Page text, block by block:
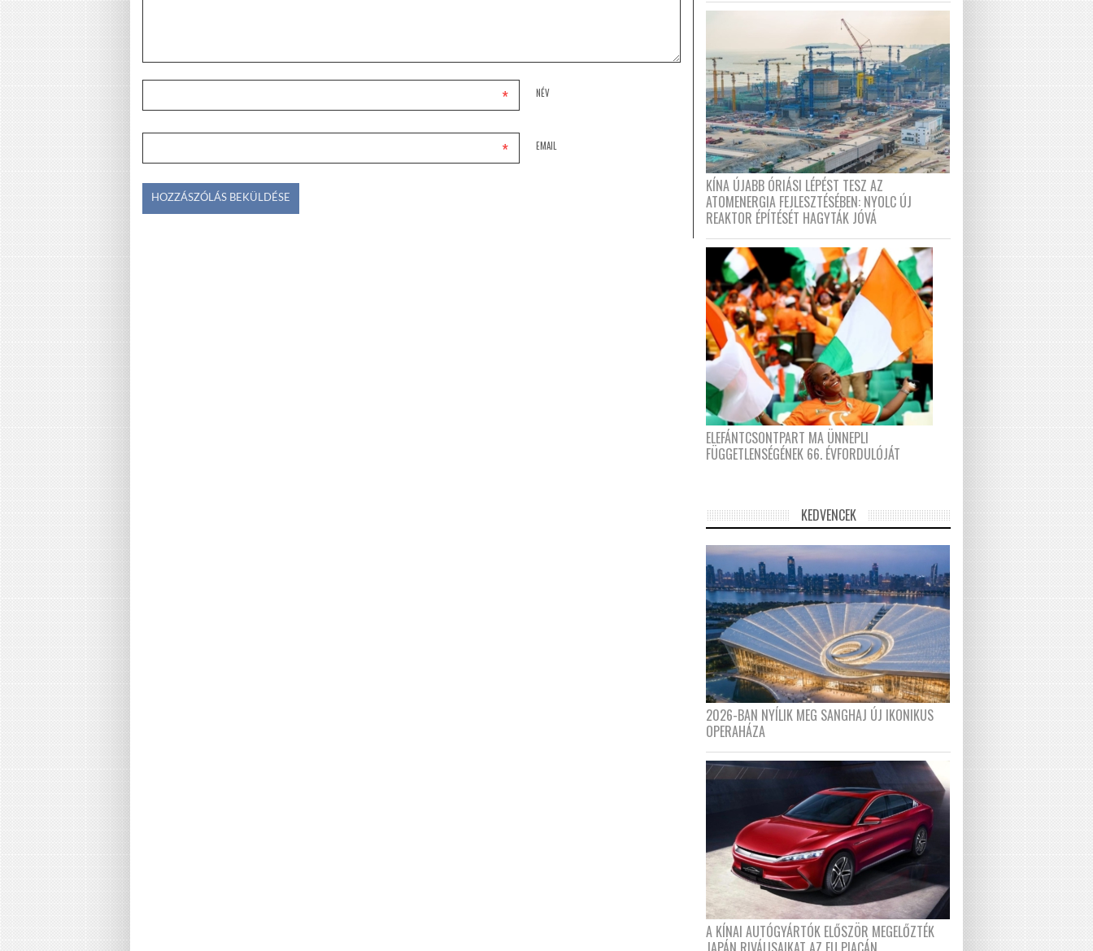
NÉV
*
EMAIL
*
KÍNA ÚJABB ÓRIÁSI LÉPÉST TESZ AZ
ATOMENERGIA FEJLESZTÉSÉBEN: NYOLC ÚJ
REAKTOR ÉPÍTÉSÉT HAGYTÁK JÓVÁ
ELEFÁNTCSONTPART MA ÜNNEPLI
FÜGGETLENSÉGÉNEK 66. ÉVFORDULÓJÁT
KEDVENCEK
2026-BAN NYÍLIK MEG SANGHAJ ÚJ IKONIKUS
OPERAHÁZA
A KÍNAI AUTÓGYÁRTÓK ELŐSZÖR MEGELŐZTÉK